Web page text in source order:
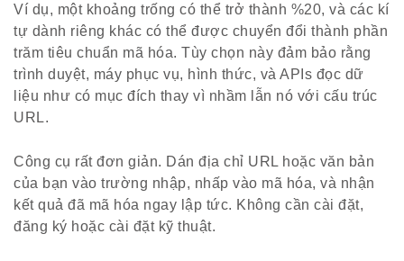
Ví dụ, một khoảng trống có thể trở thành %20, và các kí
tự dành riêng khác có thể được chuyển đổi thành phần
trăm tiêu chuẩn mã hóa. Tùy chọn này đảm bảo rằng
trình duyệt, máy phục vụ, hình thức, và APIs đọc dữ
liệu như có mục đích thay vì nhầm lẫn nó với cấu trúc
URL.
Công cụ rất đơn giản. Dán địa chỉ URL hoặc văn bản
của bạn vào trường nhập, nhấp vào mã hóa, và nhận
kết quả đã mã hóa ngay lập tức. Không cần cài đặt,
đăng ký hoặc cài đặt kỹ thuật.